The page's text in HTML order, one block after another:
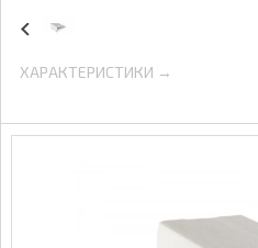
ХАРАКТЕРИСТИКИ →